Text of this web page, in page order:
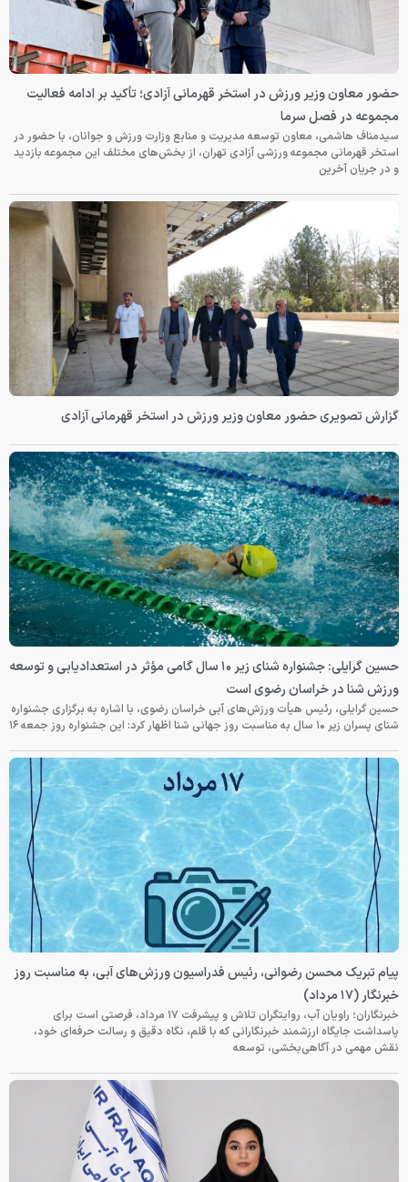
حضور معاون وزیر ورزش در استخر قهرمانی آزادی؛ تأکید بر ادامه فعالیت
مجموعه در فصل سرما
سیدمناف هاشمی، معاون توسعه مدیریت و منابع وزارت ورزش و جوانان، با حضور در
استخر قهرمانی مجموعه ورزشی آزادی تهران، از بخش‌های مختلف این مجموعه بازدید
و در جریان آخرین
گزارش تصویری حضور معاون وزیر ورزش در استخر قهرمانی آزادی
حسین گرایلی: جشنواره شنای زیر ۱۰ سال گامی مؤثر در استعدادیابی و توسعه
ورزش شنا در خراسان رضوی است
حسین گرایلی، رئیس هیأت ورزش‌های آبی خراسان رضوی، با اشاره به برگزاری جشنواره
شنای پسران زیر ۱۰ سال به مناسبت روز جهانی شنا اظهار کرد: این جشنواره روز جمعه‌ ۱۶
پیام تبریک محسن رضوانی، رئیس فدراسیون ورزش‌های آبی، به مناسبت روز
خبرنگار (۱۷ مرداد)
خبرنگاران؛ راویان آب، روایتگران تلاش و پیشرفت ۱۷ مرداد، فرصتی است برای
پاسداشت جایگاه ارزشمند خبرنگارانی که با قلم، نگاه دقیق و رسالت حرفه‌ای خود،
نقش مهمی در آگاهی‌بخشی، توسعه